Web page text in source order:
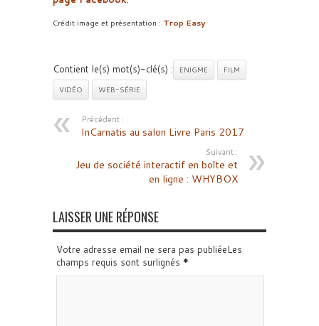
Crédit image et présentation : Trop Easy
Contient le(s) mot(s)-clé(s) : ENIGME
FILM
VIDÉO
WEB-SÉRIE
Précédent :
InCarnatis au salon Livre Paris 2017
Suivant :
Jeu de société interactif en boîte et
en ligne : WHYBOX
LAISSER UNE RÉPONSE
Votre adresse email ne sera pas publiéeLes
champs requis sont surlignés *